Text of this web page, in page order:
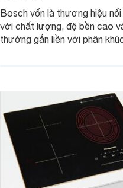
Bosch vốn là thương hiệu
với chất lượng, độ bền cao
thường gắn liền với phân
đơn vị phân phối với mức giá
tiếp cận, thu hút sự quan tâm
nhiều người tiêu dùng.